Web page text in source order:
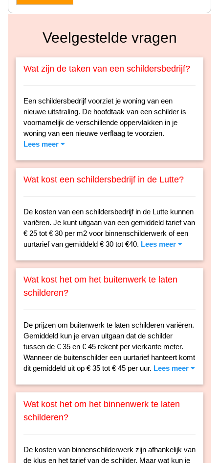
Veelgestelde vragen
Wat zijn de taken van een schildersbedrijf?
Een schildersbedrijf voorziet je woning van een
nieuwe uitstraling. De hoofdtaak van een schilder is
voornamelijk de verschillende oppervlakken in je
woning van een nieuwe verflaag te voorzien.
Lees meer
Wat kost een schildersbedrijf in de Lutte?
De kosten van een schildersbedrijf in de Lutte kunnen
variëren. Je kunt uitgaan van een gemiddeld tarief van
€ 25 tot € 30 per m2 voor binnenschilderwerk of een
uurtarief van gemiddeld € 30 tot €40. Lees meer
Wat kost het om het buitenwerk te laten
schilderen?
De prijzen om buitenwerk te laten schilderen variëren.
Gemiddeld kun je ervan uitgaan dat de schilder
tussen de € 35 en € 45 rekent per vierkante meter.
Wanneer de buitenschilder een uurtarief hanteert komt
dit gemiddeld uit op € 35 tot € 45 per uur. Lees meer
Wat kost het om het binnenwerk te laten
schilderen?
De kosten van binnenschilderwerk zijn afhankelijk van
de klus en het tarief van de schilder. Maar wat kun je